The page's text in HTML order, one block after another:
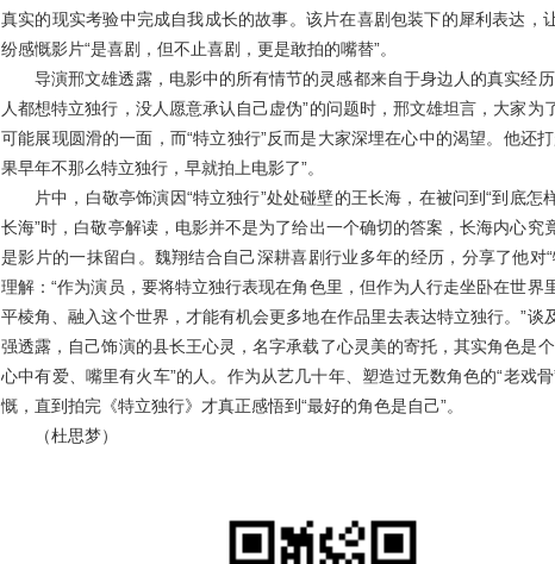
真实的现实考验中完成自我成长的故事。该片在喜剧包装下的犀利表达，
纷感慨影片“是喜剧，但不止喜剧，更是敢拍的嘴替”。
导演邢文雄透露，电影中的所有情节的灵感都来自于身边人的真实经历
人都想特立独行，没人愿意承认自己虚伪”的问题时，邢文雄坦言，大家为
可能展现圆滑的一面，而“特立独行”反而是大家深埋在心中的渴望。他还
果早年不那么特立独行，早就拍上电影了”。
片中，白敬亭饰演因“特立独行”处处碰壁的王长海，在被问到“到底怎
长海”时，白敬亭解读，电影并不是为了给出一个确切的答案，长海内心究
是影片的一抹留白。魏翔结合自己深耕喜剧行业多年的经历，分享了他对“
理解：“作为演员，要将特立独行表现在角色里，但作为人行走坐卧在世界
平棱角、融入这个世界，才能有机会更多地在作品里去表达特立独行。”谈
强透露，自己饰演的县长王心灵，名字承载了心灵美的寄托，其实角色是个
心中有爱、嘴里有火车”的人。作为从艺几十年、塑造过无数角色的“老戏
慨，直到拍完《特立独行》才真正感悟到“最好的角色是自己”。
（杜思梦）